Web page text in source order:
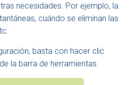
necesidades. Por ejemplo, la
cuándo se eliminan las
basta con hacer clic
la barra de herramientas.